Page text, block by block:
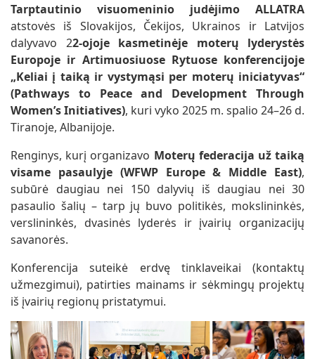
Tarptautinio visuomeninio judėjimo ALLATRA
atstovės iš Slovakijos, Čekijos, Ukrainos ir Latvijos
dalyvavo 22-ojoje kasmetinėje moterų lyderystės
Europoje ir Artimuosiuose Rytuose konferencijoje
„Keliai į taiką ir vystymąsi per moterų iniciatyvas“
(Pathways to Peace and Development Through
Women’s Initiatives), kuri vyko 2025 m. spalio 24–26 d.
Tiranoje, Albanijoje.
Renginys, kurį organizavo Moterų federacija už taiką
visame pasaulyje (WFWP Europe & Middle East),
subūrė daugiau nei 150 dalyvių iš daugiau nei 30
pasaulio šalių – tarp jų buvo politikės, mokslininkės,
verslininkės, dvasinės lyderės ir įvairių organizacijų
savanorės.
Konferencija suteikė erdvę tinklaveikai (kontaktų
užmezgimui), patirties mainams ir sėkmingų projektų
iš įvairių regionų pristatymui.